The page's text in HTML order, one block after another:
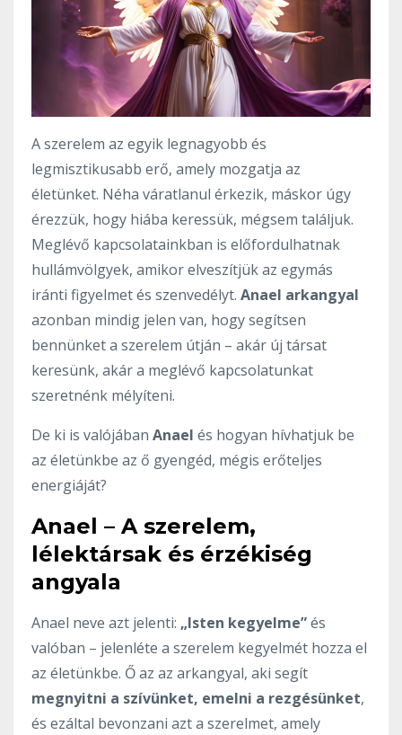
A szerelem az egyik legnagyobb és
legmisztikusabb erő, amely mozgatja az
életünket. Néha váratlanul érkezik, máskor úgy
érezzük, hogy hiába keressük, mégsem találjuk.
Meglévő kapcsolatainkban is előfordulhatnak
hullámvölgyek, amikor elveszítjük az egymás
iránti figyelmet és szenvedélyt. Anael arkangyal
azonban mindig jelen van, hogy segítsen
bennünket a szerelem útján – akár új társat
keresünk, akár a meglévő kapcsolatunkat
szeretnénk mélyíteni.
De ki is valójában Anael és hogyan hívhatjuk be
az életünkbe az ő gyengéd, mégis erőteljes
energiáját?
Anael – A szerelem,
lélektársak és érzékiség
angyala
Anael neve azt jelenti: „Isten kegyelme”és
valóban – jelenléte a szerelem kegyelmét hozza el
az életünkbe. Ő az az arkangyal, aki segít
megnyitni a szívünket, emelni a rezgésünket,
és ezáltal bevonzani azt a szerelmet, amely